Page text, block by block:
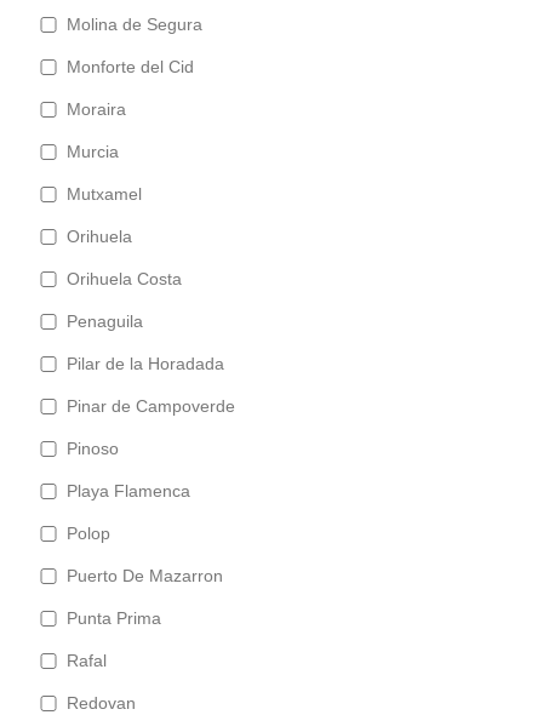
Molina de Segura
Monforte del Cid
Moraira
Murcia
Mutxamel
Orihuela
Orihuela Costa
Penaguila
Pilar de la Horadada
Pinar de Campoverde
Pinoso
Playa Flamenca
Polop
Puerto De Mazarron
Punta Prima
Rafal
Redovan